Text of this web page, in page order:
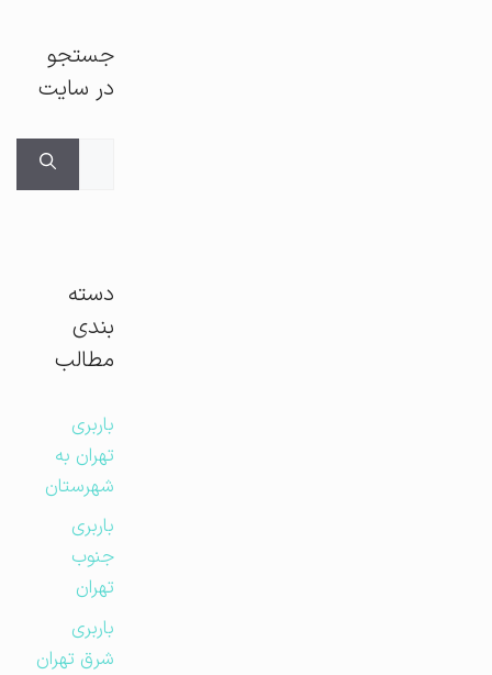
جستجو
در سایت
دسته
بندی
مطالب
باربری
تهران به
شهرستان
باربری
جنوب
تهران
باربری
شرق تهران